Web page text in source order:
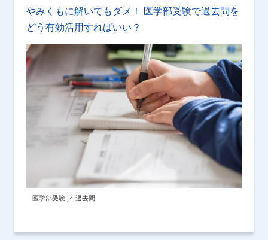
やみくもに解いてもダメ！ 医学部受験で過去問を
どう有効活用すればいい？
医学部受験 ／ 過去問